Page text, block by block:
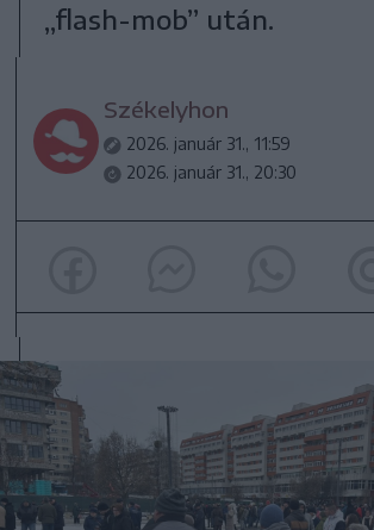
„flash-mob” után.
Székelyhon
2026. január 31., 11:59
2026. január 31., 20:30